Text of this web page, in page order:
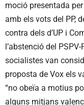
moció presentada
amb els vots del PP,
contra dels d’UP i
l’abstenció del
socialistes van
proposta de Vox els
“no obeïa a motius
alguns mitjans